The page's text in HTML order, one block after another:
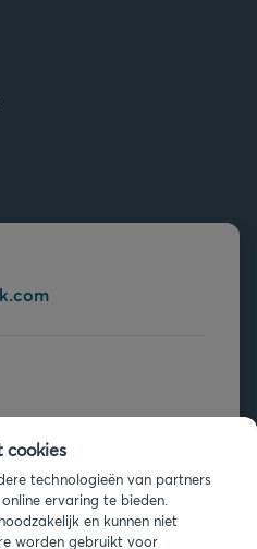
cookies
technologieën van partners
ervaring te bieden.
en kunnen niet
worden gebruikt voor